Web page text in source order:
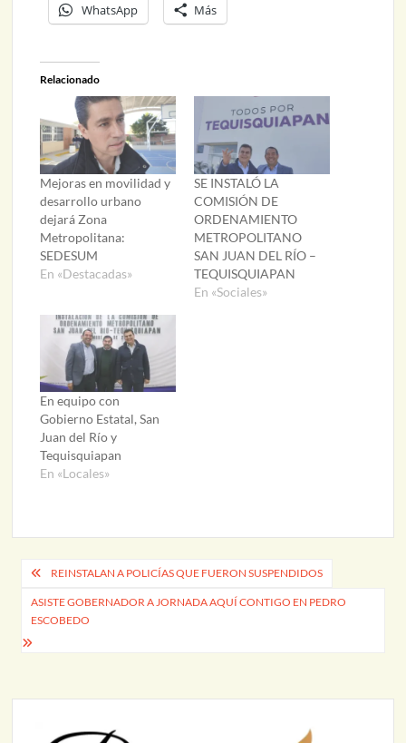
WhatsApp Más
Relacionado
Mejoras en movilidad y
desarrollo urbano
dejará Zona
Metropolitana:
SEDESUM
En «Destacadas»
SE INSTALÓ LA
COMISIÓN DE
ORDENAMIENTO
METROPOLITANO
SAN JUAN DEL RÍO –
TEQUISQUIAPAN
En «Sociales»
En equipo con
Gobierno Estatal, San
Juan del Río y
Tequisquiapan
En «Locales»
Navegación
de
entradas
REINSTALAN A POLICÍAS QUE FUERON SUSPENDIDOS
ASISTE GOBERNADOR A JORNADA AQUÍ CONTIGO EN PEDRO
ESCOBEDO